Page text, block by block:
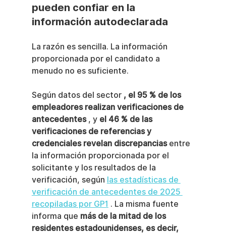
pueden confiar en la
información autodeclarada
La razón es sencilla. La información
proporcionada por el candidato a
menudo no es suficiente.
Según datos del sector , el 95 % de los
empleadores realizan verificaciones de
antecedentes , y el 46 % de las
verificaciones de referencias y
credenciales revelan discrepancias entre
la información proporcionada por el
solicitante y los resultados de la
verificación, según las estadísticas de
verificación de antecedentes de 2025
recopiladas por GP1 . La misma fuente
informa que más de la mitad de los
residentes estadounidenses, es decir,